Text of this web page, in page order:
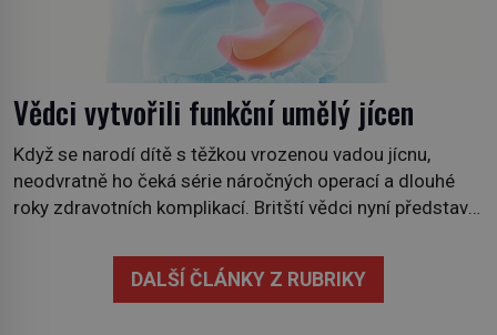
Vědci vytvořili funkční umělý jícen
Když se narodí dítě s těžkou vrozenou vadou jícnu,
neodvratně ho čeká série náročných operací a dlouhé
roky zdravotních komplikací. Britští vědci nyní představili
V laboratoři se jim podařilo vypěstovat funkční náhradu
části jícnu, která úspěšně obstála v testech na zvířatech.
DALŠÍ ČLÁNKY Z RUBRIKY